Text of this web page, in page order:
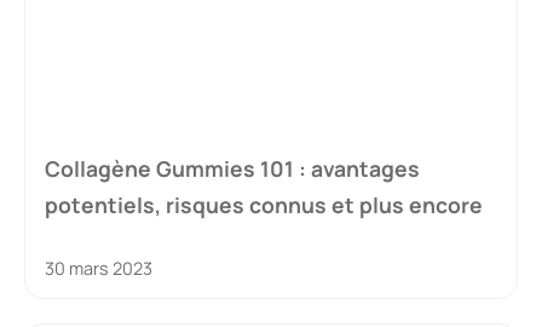
Collagène Gummies 101 : avantages
potentiels, risques connus et plus encore
30 mars 2023